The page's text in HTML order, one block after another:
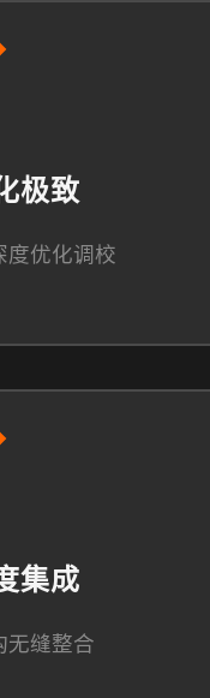
极致
度优化调校
集成
无缝整合